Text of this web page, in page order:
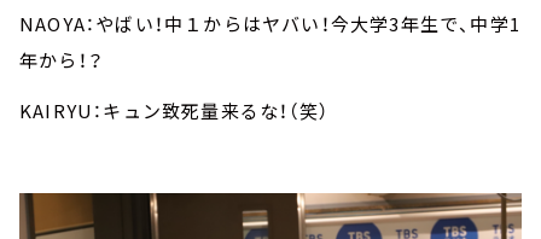
NAOYA：やばい！中１からはヤバい！今大学3年生で、中学1
年から！？
KAIRYU：キュン致死量来るな！（笑）